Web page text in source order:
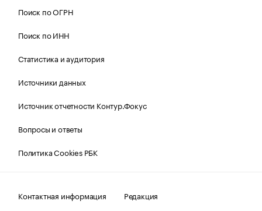
Поиск по ОГРН
Поиск по ИНН
Статистика и аудитория
Источники данных
Источник отчетности Контур.Фокус
Вопросы и ответы
Политика Cookies РБК
Контактная информация Редакция